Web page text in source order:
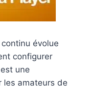
évolue
configurer
une
les amateurs de